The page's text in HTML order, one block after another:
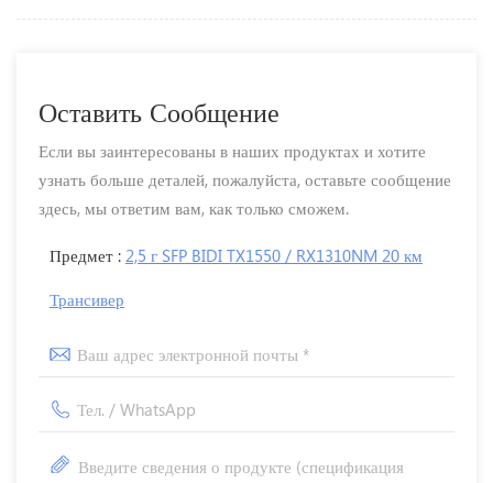
Оставить Сообщение
Если вы заинтересованы в наших продуктах и ​​хотите
узнать больше деталей, пожалуйста, оставьте сообщение
здесь, мы ответим вам, как только сможем.
Предмет : 2,5 г SFP BIDI TX1550 / RX1310NM 20 км
Трансивер